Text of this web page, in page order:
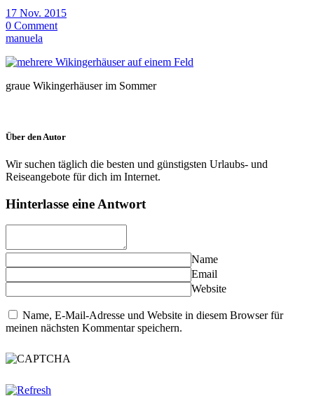
17 Nov. 2015
0 Comment
manuela
graue Wikingerhäuser im Sommer
Über den Autor
Wir suchen täglich die besten und günstigsten Urlaubs- und
Reiseangebote für dich im Internet.
Hinterlasse eine Antwort
Name
Email
Website
Name, E-Mail-Adresse und Website in diesem Browser für
meinen nächsten Kommentar speichern.